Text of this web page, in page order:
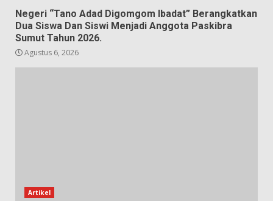
Negeri “Tano Adad Digomgom Ibadat” Berangkatkan
Dua Siswa Dan Siswi Menjadi Anggota Paskibra
Sumut Tahun 2026.
Agustus 6, 2026
Artikel